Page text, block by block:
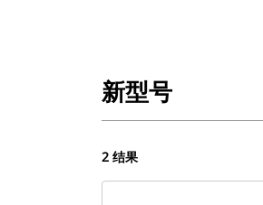
新型号
2 结果